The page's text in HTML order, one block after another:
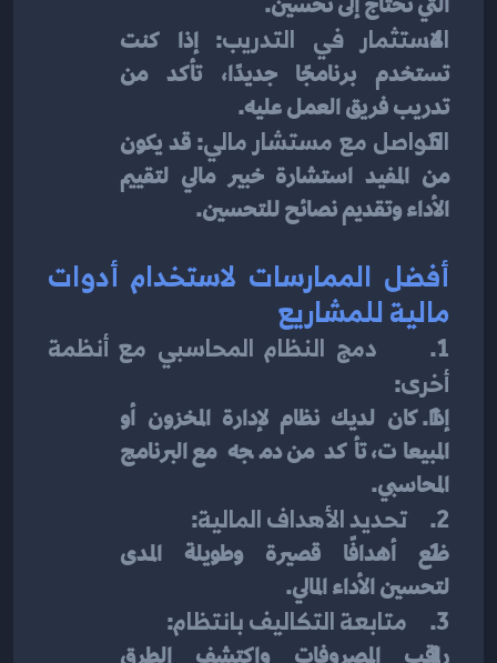
الاستثمار في التدريب
تدريب فريق العمل عليه.
التواصل مع مستشار مالي
الأداء وتقديم نصائح للتحسين.
مالية للمشاريع
1.
أخرى:
المحاسبي.
2. تحديد الأهداف المالية:
لتحسين الأداء المالي.
3. متابعة التكاليف بانتظام: